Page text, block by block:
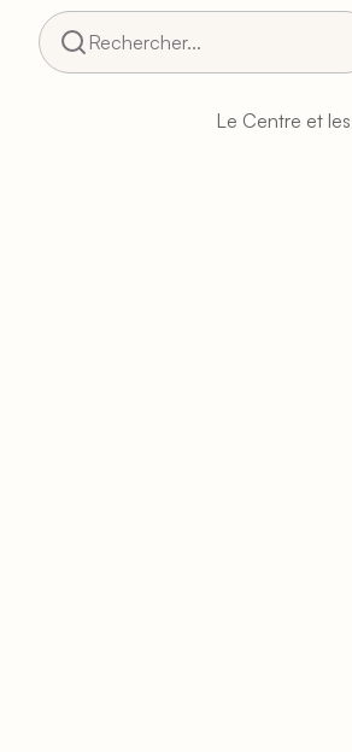
Rechercher...
Le Centre et